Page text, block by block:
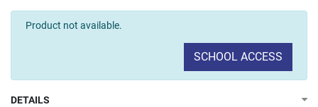
Product not available.
SCHOOL ACCESS
DETAILS